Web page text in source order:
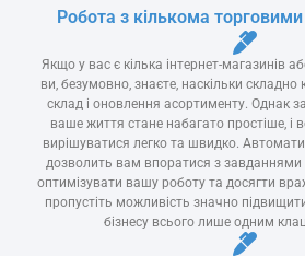
Робота з кількома
Якщо у вас є кілька інтернет-магазинів
ви, безумовно, знаєте, наскільки
склад і оновлення асортименту. Однак
ваше життя стане набагато простіше, і
вирішуватися легко та швидко.
дозволить вам впоратися з завданнями
оптимізувати вашу роботу та досягти
пропустіть можливість значно
бізнесу всього лише одним